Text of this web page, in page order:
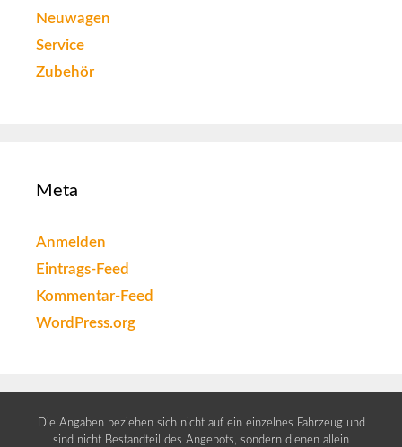
Neuwagen
Service
Zubehör
Meta
Anmelden
Eintrags-Feed
Kommentar-Feed
WordPress.org
Die Angaben beziehen sich nicht auf ein einzelnes Fahrzeug und
sind nicht Bestandteil des Angebots, sondern dienen allein